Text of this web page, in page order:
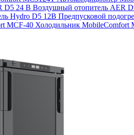
Воздушный отопитель AER
Предпусковой
Холодильник MobileComfort